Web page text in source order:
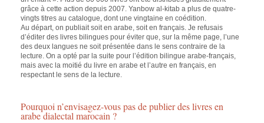
grâce à cette action depuis 2007. Yanbow al-kitab a plus de quatre-
vingts titres au catalogue, dont une vingtaine en coédition.
Au départ, on publiait soit en arabe, soit en français. Je refusais
d’éditer des livres bilingues pour éviter que, sur la même page, l’une
des deux langues ne soit présentée dans le sens contraire de la
lecture. On a opté par la suite pour l’édition bilingue arabe-français,
mais avec la moitié du livre en arabe et l’autre en français, en
respectant le sens de la lecture.
Pourquoi n’envisagez-vous pas de publier des livres en
arabe dialectal marocain ?